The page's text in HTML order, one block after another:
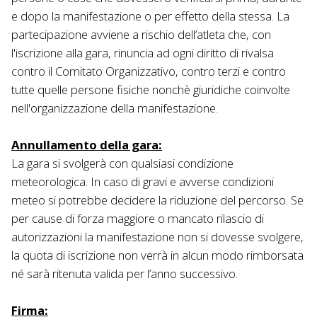
e dopo la manifestazione o per effetto della stessa. La
partecipazione avviene a rischio dell’atleta che, con
l'iscrizione alla gara, rinuncia ad ogni diritto di rivalsa
contro il Comitato Organizzativo, contro terzi e contro
tutte quelle persone fisiche nonchè giuridiche coinvolte
nell'organizzazione della manifestazione.
Annullamento della gara:
La gara si svolgerà con qualsiasi condizione
meteorologica. In caso di gravi e avverse condizioni
meteo si potrebbe decidere la riduzione del percorso. Se
per cause di forza maggiore o mancato rilascio di
autorizzazioni la manifestazione non si dovesse svolgere,
la quota di iscrizione non verrà in alcun modo rimborsata
né sarà ritenuta valida per l’anno successivo.
Firma: